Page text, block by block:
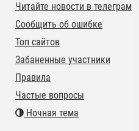
Читайте новости в телеграм
Сообщить об ошибке
Топ сайтов
Забаненные участники
Правила
Частые вопросы
Ночная тема